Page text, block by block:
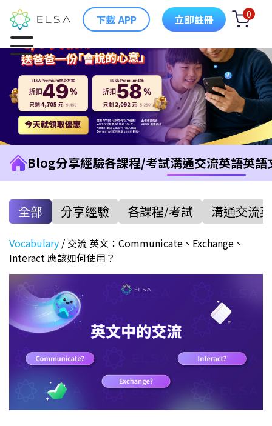
下載 APP 立即註冊 0
Blog分享經驗各課程/考試溝通交流英語英語
全部 分享經驗 各課程/考試 溝通交流
Vocabulary / 交流 英文：Communicate、Exchange、
Interact 應該如何使用？